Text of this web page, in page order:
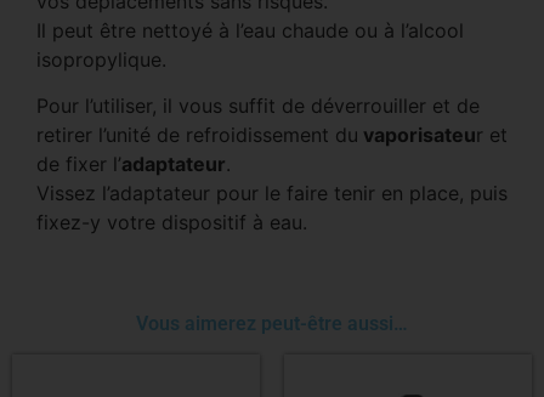
Il peut être nettoyé à l’eau chaude ou à l’alcool
isopropylique.
Pour l’utiliser, il vous suffit de déverrouiller et de
retirer l’unité de refroidissement du vaporisateur et
de fixer l’adaptateur.
Vissez l’adaptateur pour le faire tenir en place, puis
fixez-y votre dispositif à eau.
Vous aimerez peut-être aussi…